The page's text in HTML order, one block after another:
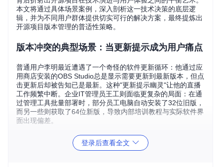
本文将通过具体场景案例，深入剖析这一技术决策的底层逻
辑，并为不同用户群体提供切实可行的解决方案，最终提炼出
开源项目版本管理的普适性策略。
版本冲突的典型场景：当更新提示成为用户痛点
普通用户李明最近遭遇了一个奇怪的软件更新循环：他通过应
用商店安装的OBS Studio总是显示需要更新到最新版本，但点
击更新后却被告知已是最新。这种"更新提示幽灵"让他的直播
工作频繁中断。企业IT管理员王工则面临更复杂的局面：在通
过管理工具批量部署时，部分员工电脑自动安装了32位旧版，
而另一些则获取了64位新版，导致内部培训教程与实际软件界
面出现偏差。
这两种场景揭示了同一问题的不同表现形式：
。普通用户面对的是显性的功能异常，而企业
登录后查看全文